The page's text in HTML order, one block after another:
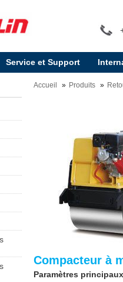
Service et Support
Accueil Produits
Compacteur à
Paramètres